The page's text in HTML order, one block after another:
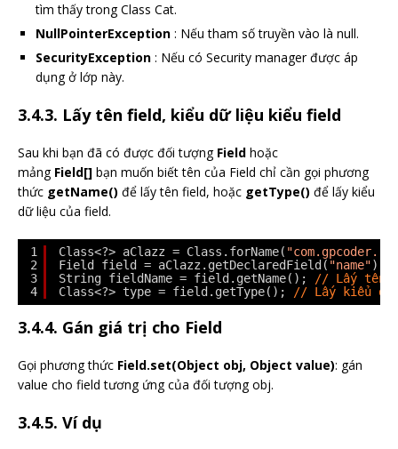
tìm thấy trong Class Cat.
NullPointerException : Nếu tham số truyền vào là null.
SecurityException : Nếu có Security manager được áp
dụng ở lớp này.
3.4.3. Lấy tên field, kiểu dữ liệu kiểu field
Sau khi bạn đã có được đối tượng Field hoặc
mảng Field[] bạn muốn biết tên của Field chỉ cần gọi phương
thức getName() để lấy tên field, hoặc getType() để lấy kiểu
dữ liệu của field.
1
2
3
4
Class<?> aClazz = Class.forName(
Field field = aClazz.getDeclaredField( "name");
String fieldName = field.getName();
// Lấy tên
Class<?> type = field.getType();
// Lấy kiểu
3.4.4. Gán giá trị cho Field
Gọi phương thức Field.set(Object obj, Object value): gán
value cho field tương ứng của đối tượng obj.
3.4.5. Ví dụ